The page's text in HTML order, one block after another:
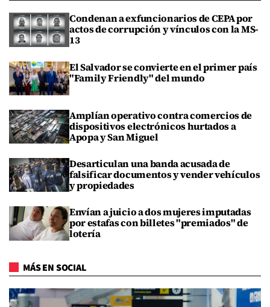
Condenan a exfuncionarios de CEPA por
actos de corrupción y vínculos con la MS-
13
El Salvador se convierte en el primer país
"Family Friendly" del mundo
Amplían operativo contra comercios de
dispositivos electrónicos hurtados a
Apopa y San Miguel
Desarticulan una banda acusada de
falsificar documentos y vender vehículos
y propiedades
Envían a juicio a dos mujeres imputadas
por estafas con billetes "premiados" de
lotería
MÁS EN SOCIAL